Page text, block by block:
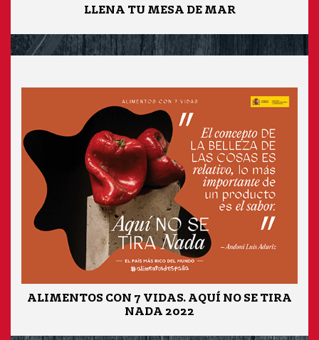
LLENA TU MESA DE MAR
ALIMENTOS CON 7 VIDAS. AQUÍ NO SE TIRA
NADA 2022